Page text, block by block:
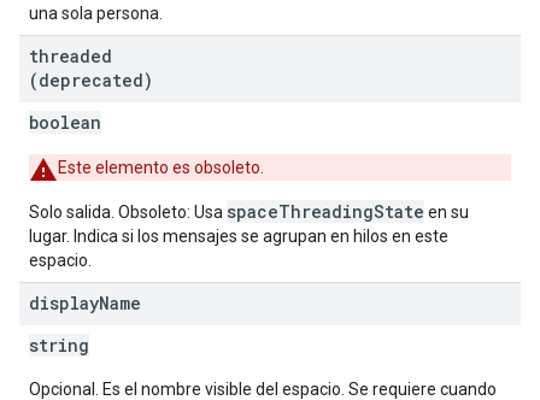
una sola persona.
threaded
(deprecated)
boolean
Este elemento es obsoleto.
Solo salida. Obsoleto: Usa spaceThreadingState en su
lugar. Indica si los mensajes se agrupan en hilos en este
espacio.
displayName
string
Opcional. Es el nombre visible del espacio. Se requiere cuando